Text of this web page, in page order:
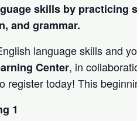
skills by practicing
and grammar.
language skills and
Center, in
register today! This
1